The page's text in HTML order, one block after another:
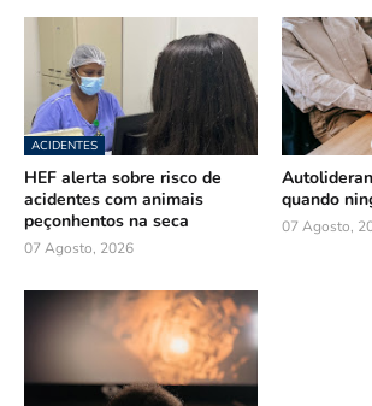
ACIDENTES
HEF alerta sobre risco de
acidentes com animais
peçonhentos na seca
07 Agosto, 2026
quando
07 Agosto,